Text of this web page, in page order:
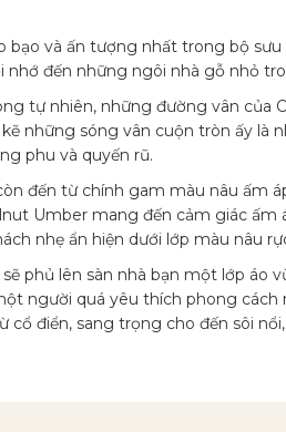
bạo và ấn tượng nhất trong bộ
nhớ đến những ngôi nhà gỗ nhỏ
tự nhiên, những đường vân của
những sóng vân cuộn tròn ấy
phu và quyến rũ.
đến từ chính gam màu nâu
Umber mang đến cảm giác
nhẹ ẩn hiện dưới lớp màu nâu
phủ lên sàn nhà bạn một lớp
người quá yêu thích phong
cổ điển, sang trọng cho đến sôi